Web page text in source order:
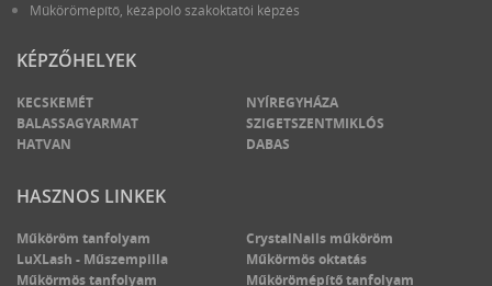
Műkörömépítő, kézápoló szakoktatói képzés
KÉPZŐHELYEK
KECSKEMÉT
NYÍREGYHÁZA
BALASSAGYARMAT
SZIGETSZENTMIKLÓS
HATVAN
DABAS
HASZNOS LINKEK
Műköröm tanfolyam
CrystalNails műköröm
LuXLash - Műszempilla
Műkörmös oktatás
Műkörmös tanfolyam
Műkörömépítő tanfolyam